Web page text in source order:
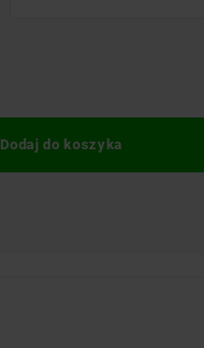
Dodaj do koszyka